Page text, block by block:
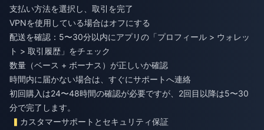
支払い方法を選択し、取引を完了
VPNを使用している場合はオフにする
配送を確認：5〜30分以内にアプリの「プロフィール > ウォレッ
ト > 取引履歴」をチェック
数量（ベース + ボーナス）が正しいか確認
時間内に届かない場合は、すぐにサポートへ連絡
初回購入は24〜48時間の確認が必要ですが、2回目以降は5〜30
分で完了します。
カスタマーサポートとセキュリティ保証